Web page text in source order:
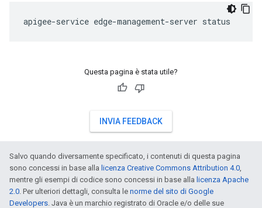
apigee-service edge-management-server status
Questa pagina è stata utile?
INVIA FEEDBACK
Salvo quando diversamente specificato, i contenuti di questa pagina
sono concessi in base alla licenza Creative Commons Attribution 4.0,
mentre gli esempi di codice sono concessi in base alla licenza Apache
2.0. Per ulteriori dettagli, consulta le norme del sito di Google
Developers. Java è un marchio registrato di Oracle e/o delle sue